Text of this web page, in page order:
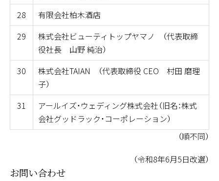
28
有限会社柏木酒店
29
株式会社ビューティトップヤマノ （代表取締
役社長 山野 純治）
30
株式会社TAIAN （代表取締役 CEO 村田 磨理
子）
31
アールイズ・ウェディング株式会社（旧名：株式
会社グッドラック・コーポレーション）
（順不同）
（令和8年6月5日改選）
お問い合わせ